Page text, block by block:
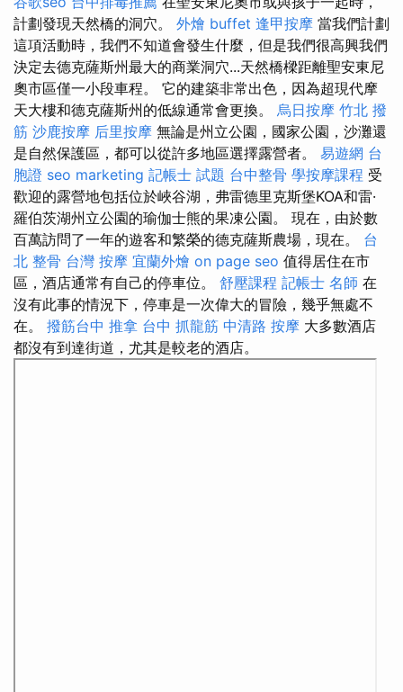
計劃發現天然橋的洞穴。 外燴 buffet 逢甲按摩 當我們計劃
這項活動時，我們不知道會發生什麼，但是我們很高興我們
決定去德克薩斯州最大的商業洞穴...天然橋樑距離聖安東尼
奧市區僅一小段車程。 它的建築非常出色，因為超現代摩
天大樓和德克薩斯州的低線通常會更換。 烏日按摩 竹北 撥
筋 沙鹿按摩 后里按摩 無論是州立公園，國家公園，沙灘還
是自然保護區，都可以從許多地區選擇露營者。 易遊網 台
胞證 seo marketing 記帳士 試題 台中整骨 學按摩課程 受
歡迎的露營地包括位於峽谷湖，弗雷德里克斯堡KOA和雷·
羅伯茨湖州立公園的瑜伽士熊的果凍公園。 現在，由於數
百萬訪問了一年的遊客和繁榮的德克薩斯農場，現在。 台
北 整骨 台灣 按摩 宜蘭外燴 on page seo 值得居住在市
區，酒店通常有自己的停車位。 舒壓課程 記帳士 名師 在
沒有此事的情況下，停車是一次偉大的冒險，幾乎無處不
在。 撥筋台中 推拿 台中 抓龍筋 中清路 按摩 大多數酒店
都沒有到達街道，尤其是較老的酒店。